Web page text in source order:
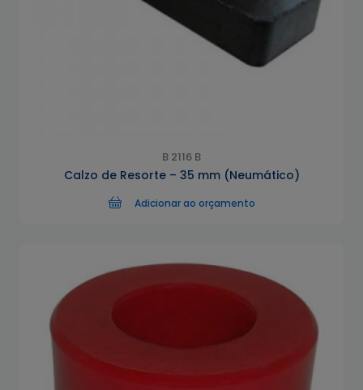
B 2116 B
Calzo de Resorte – 35 mm (Neumático)
Adicionar ao orçamento